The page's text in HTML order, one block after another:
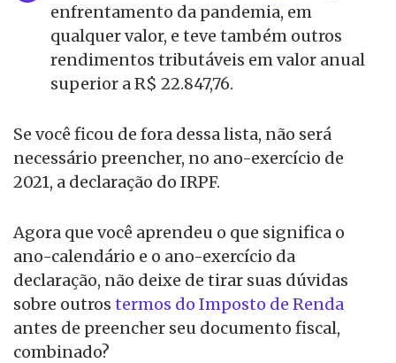
enfrentamento da pandemia, em
qualquer valor, e teve também outros
rendimentos tributáveis em valor anual
superior a R$ 22.847,76.
Se você ficou de fora dessa lista, não será
necessário preencher, no ano-exercício de
2021, a declaração do IRPF.
Agora que você aprendeu o que significa o
ano-calendário e o ano-exercício da
declaração, não deixe de tirar suas dúvidas
sobre outros termos do Imposto de Renda
antes de preencher seu documento fiscal,
combinado?